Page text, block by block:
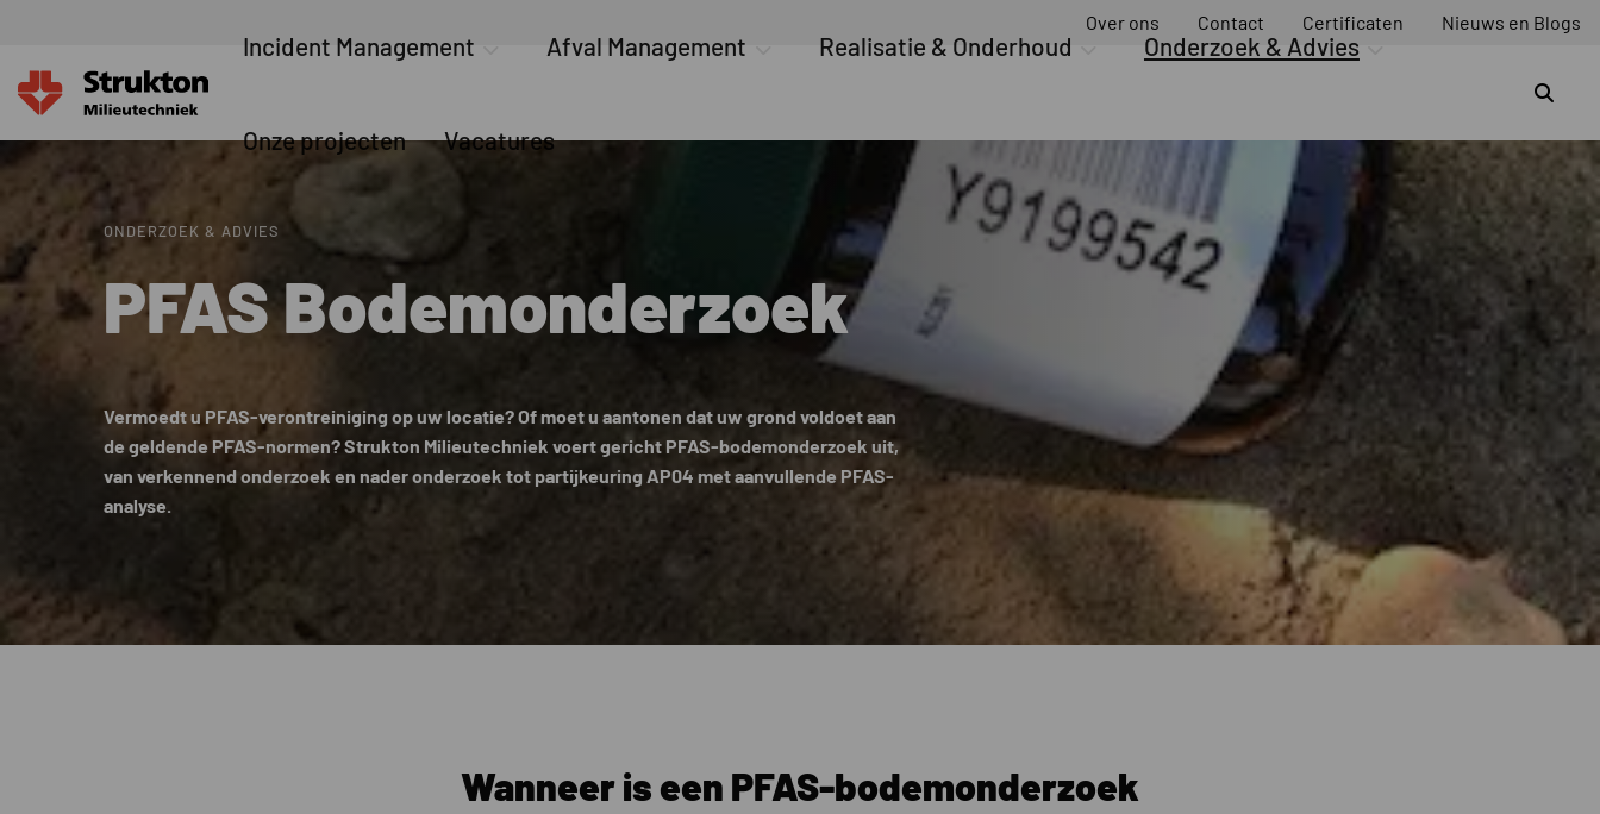
Over ons Contact Certificaten Nieuws en Blogs
Incident Management Afval Management Realisatie & Onderhoud Onderzoek & Advies
Onze projecten Vacatures
ONDERZOEK & ADVIES
PFAS Bodemonderzoek
Vermoedt u PFAS-verontreiniging op uw locatie? Of moet u aantonen dat uw grond voldoet aan
de geldende PFAS-normen? Strukton Milieutechniek voert gericht PFAS-bodemonderzoek uit,
van verkennend onderzoek en nader onderzoek tot partijkeuring AP04 met aanvullende PFAS-
analyse.
Wanneer is een PFAS-bodemonderzoek